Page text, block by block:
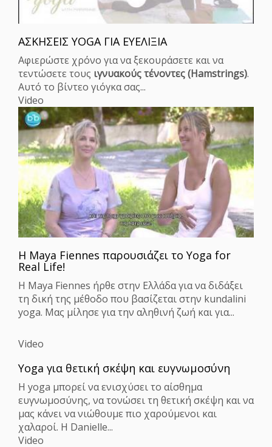
ΑΣΚΗΣΕΙΣ YOGA ΓΙΑ ΕΥΕΛΙΞΙΑ
Αφιερώστε χρόνο για να ξεκουράσετε και να
τεντώσετε τους ιγνυακούς τένοντες (Hamstrings).
Αυτό το βίντεο γιόγκα σας...
Video
Η Maya Fiennes παρουσιάζει το Yoga for
Real Life!
Η Maya Fiennes ήρθε στην Ελλάδα για να διδάξει
τη δική της μέθοδο που βασίζεται στην kundalini
yoga. Μας μίλησε για την αληθινή ζωή και για...
Video
Yoga για θετική σκέψη και ευγνωμοσύνη
Η yoga μπορεί να ενισχύσει το αίσθημα
ευγνωμοσύνης, να τονώσει τη θετική σκέψη και να
μας κάνει να νιώθουμε πιο χαρούμενοι και
χαλαροί. Η Danielle...
Video